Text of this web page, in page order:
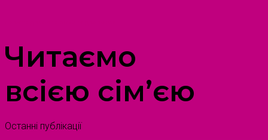
Читаємо
всією сім’єю
Останні публікації